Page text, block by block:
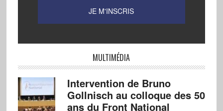
MULTIMÉDIA
Intervention de Bruno
Gollnisch au colloque des 50
ans du Front National